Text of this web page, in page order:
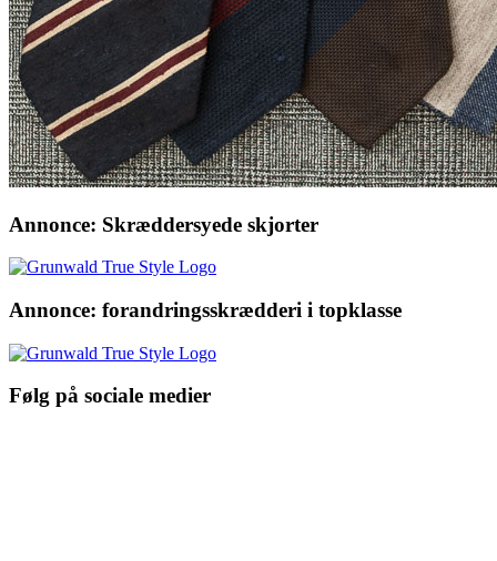
Annonce: Skræddersyede skjorter
Annonce: forandringsskrædderi i topklasse
Følg på sociale medier